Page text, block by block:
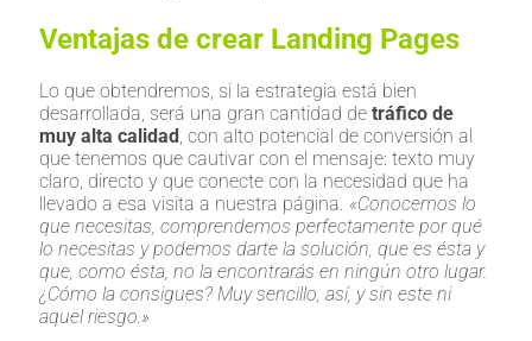
Ventajas de crear Landing Pages
Lo que obtendremos, si la estrategia está bien
desarrollada, será una gran cantidad de tráfico de
muy alta calidad , con alto potencial de conversión al
que tenemos que cautivar con el mensaje: texto muy
claro, directo y que conecte con la necesidad que ha
llevado a esa visita a nuestra página. «Conocemos lo
que necesitas, comprendemos perfectamente por qué
lo necesitas y podemos darte la solución, que es ésta y
que, como ésta, no la encontrarás en ningún otro lugar.
¿Cómo la consigues? Muy sencillo, así, y sin este ni
aquel riesgo.»